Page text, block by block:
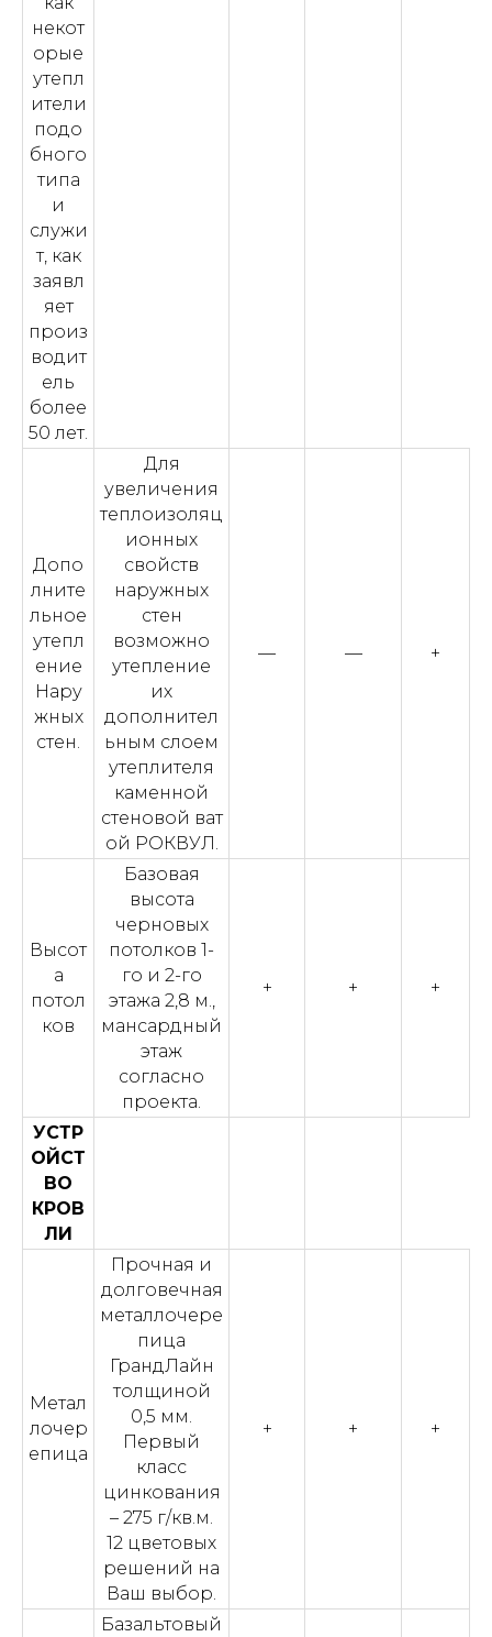
некот
орые
утепл
ители
подо
бного
типа
и
служи
т, как
заявл
яет
произ
водит
ель
более
50 лет.
Допо
лните
льное
утепл
ение
Нару
жных
стен.
Для
увеличения
теплоизоляц
ионных
свойств
наружных
стен
возможно
утепление
их
дополнител
ьным слоем
утеплителя
каменной
стеновой ват
ой РОКВУЛ.
— — +
Высот
а
потол
ков
Базовая
высота
черновых
потолков 1-
го и 2-го
этажа 2,8 м.,
мансардный
этаж
согласно
проекта.
+ + +
УСТР
ОЙСТ
ВО
КРОВ
ЛИ
Метал
лочер
епица
Прочная и
долговечная
металлочере
пица
ГрандЛайн
толщиной
0,5 мм.
Первый
класс
цинкования
– 275 г/кв.м.
12 цветовых
решений на
Ваш выбор.
+ + +
Базальтовый